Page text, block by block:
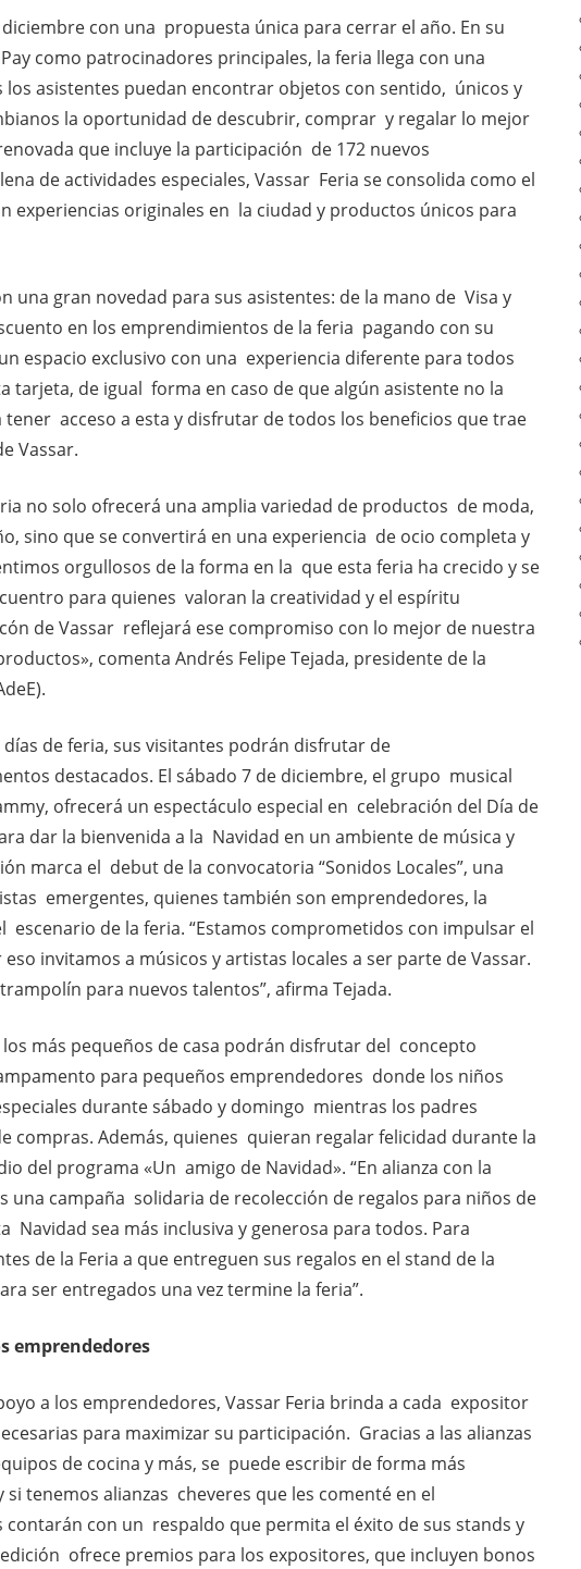
diciembre con una propuesta única para cerrar el año. En su
como patrocinadores principales, la feria llega con una
asistentes puedan encontrar objetos con sentido, únicos y
la oportunidad de descubrir, comprar y regalar lo mejor
que incluye la participación de 172 nuevos
de actividades especiales, Vassar Feria se consolida como el
experiencias originales en la ciudad y productos únicos para
una gran novedad para sus asistentes: de la mano de Visa y
en los emprendimientos de la feria pagando con su
espacio exclusivo con una experiencia diferente para todos
tarjeta, de igual forma en caso de que algún asistente no la
acceso a esta y disfrutar de todos los beneficios que trae
Vassar.
no solo ofrecerá una amplia variedad de productos de moda,
sino que se convertirá en una experiencia de ocio completa y
orgullosos de la forma en la que esta feria ha crecido y se
para quienes valoran la creatividad y el espíritu
de Vassar reflejará ese compromiso con lo mejor de nuestra
comenta Andrés Felipe Tejada, presidente de la
días de feria, sus visitantes podrán disfrutar de
destacados. El sábado 7 de diciembre, el grupo musical
ofrecerá un espectáculo especial en celebración del Día de
dar la bienvenida a la Navidad en un ambiente de música y
marca el debut de la convocatoria “Sonidos Locales”, una
emergentes, quienes también son emprendedores, la
de la feria. “Estamos comprometidos con impulsar el
invitamos a músicos y artistas locales a ser parte de Vassar.
para nuevos talentos”, afirma Tejada.
más pequeños de casa podrán disfrutar del concepto
para pequeños emprendedores donde los niños
durante sábado y domingo mientras los padres
compras. Además, quienes quieran regalar felicidad durante la
del programa «Un amigo de Navidad». “En alianza con la
una campaña solidaria de recolección de regalos para niños de
Navidad sea más inclusiva y generosa para todos. Para
de la Feria a que entreguen sus regalos en el stand de la
ser entregados una vez termine la feria”.
emprendedores
a los emprendedores, Vassar Feria brinda a cada expositor
para maximizar su participación. Gracias a las alianzas
de cocina y más, se puede escribir de forma más
tenemos alianzas cheveres que les comenté en el
con un respaldo que permita el éxito de sus stands y
ofrece premios para los expositores, que incluyen bonos